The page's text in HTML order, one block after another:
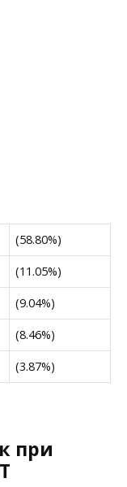
(58.80%)
(11.05%)
(9.04%)
(8.46%)
(3.87%)
при